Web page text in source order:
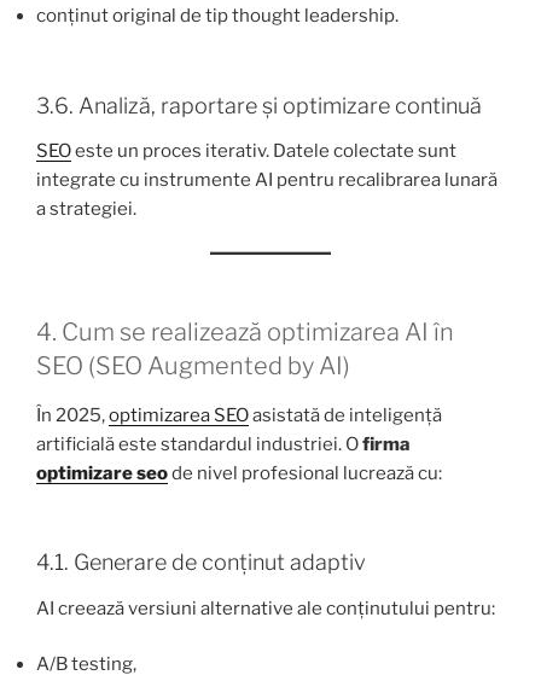
conținut original de tip thought leadership.
3.6. Analiză, raportare și optimizare continuă
SEOeste un proces iterativ. Datele colectate sunt
integrate cu instrumente AI pentru recalibrarea lunară
a strategiei.
4. Cum se realizează optimizarea AI în
SEO (SEO Augmented by AI)
În 2025,optimizarea SEOasistată de inteligență
artificială este standardul industriei. Ofirma
optimizare seode nivel profesional lucrează cu:
4.1. Generare de conținut adaptiv
AI creează versiuni alternative ale conținutului pentru:
A/B testing,